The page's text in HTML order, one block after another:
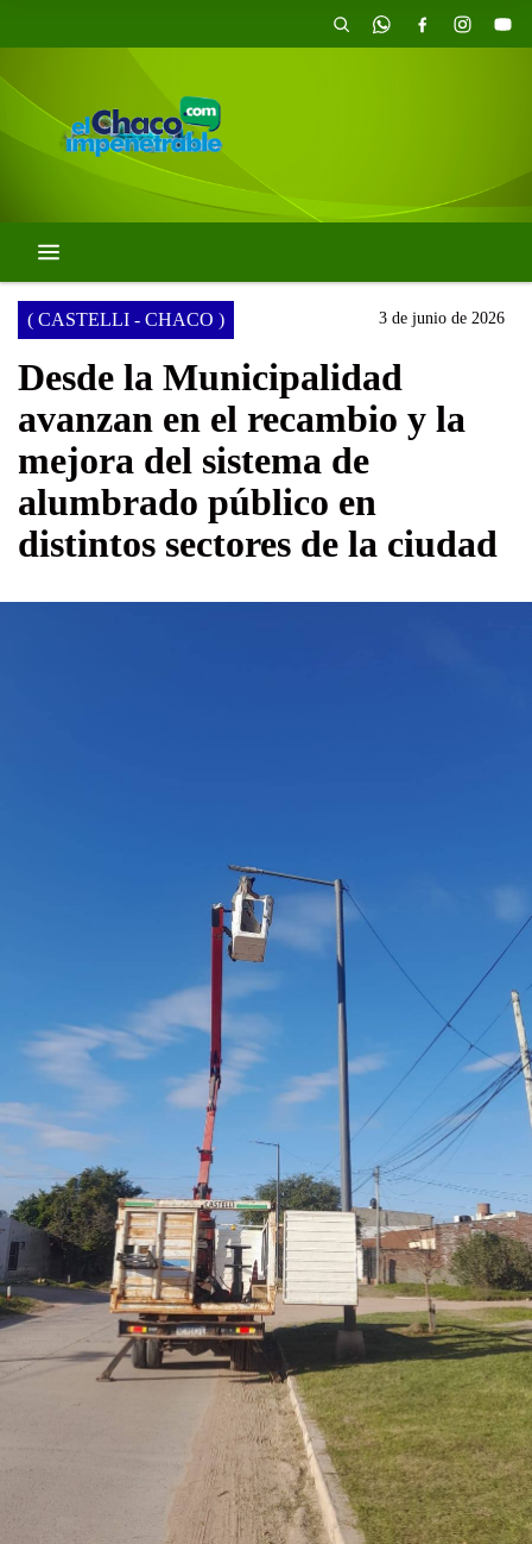
( CASTELLI - CHACO ) 3 de junio de 2026
Desde la Municipalidad
avanzan en el recambio y la
mejora del sistema de
alumbrado público en
distintos sectores de la ciudad